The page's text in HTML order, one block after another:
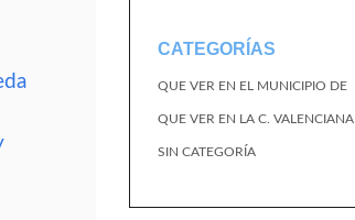
CATEGORÍAS
QUE VER EN EL MUNICIPIO DE
QUE VER EN LA C. VALENCIANA
SIN CATEGORÍA